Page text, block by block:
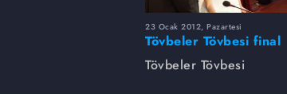
23 Ocak 2012, Pazartesi
Tövbeler Tövbesi final
bölümü fotoğrafları
Tövbeler Tövbesi